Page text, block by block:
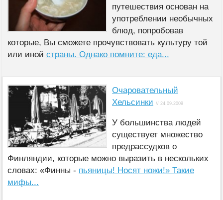
путешествия основан на
употреблении необычных
блюд, попробовав
которые, Вы сможете прочувствовать культуру той
или иной страны. Однако помните: еда...
Очаровательный
Хельсинки // 24.09.2009
У большинства людей
существует множество
предрассудков о
Финляндии, которые можно выразить в нескольких
словах: «Финны - пьяницы! Носят ножи!» Такие
мифы...